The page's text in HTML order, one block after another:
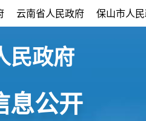
云南省人民政府 保山市人
民政府
息公开